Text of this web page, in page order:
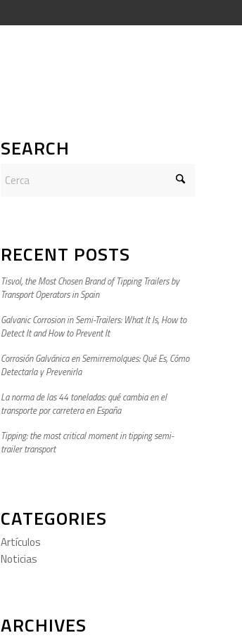
SEARCH
RECENT POSTS
Tisvol, the Most Chosen Brand of Tipping Trailers by
Transport Operators in Spain
Galvanic Corrosion in Semi-Trailers: What It Is, How to
Detect It and How to Prevent It
Corrosión Galvánica en Semirremolques: Qué Es, Cómo
Detectarla y Prevenirla
La norma de las 44 toneladas: qué cambia en el
transporte por carretera en España
Tipping: the most critical moment in tipping semi-
trailer transport
CATEGORIES
Artículos
Noticias
ARCHIVES